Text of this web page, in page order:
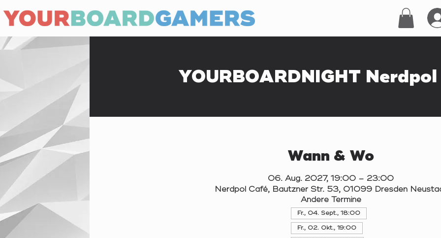
YOURBOARDNIGHT
Wann & Wo
06. Aug. 2027, 19:00 – 23:00
Nerdpol Café, Bautzner Str. 53, 01099 Dresden
Andere Termine
Fr., 04. Sept., 18:00
Fr., 02. Okt., 19:00